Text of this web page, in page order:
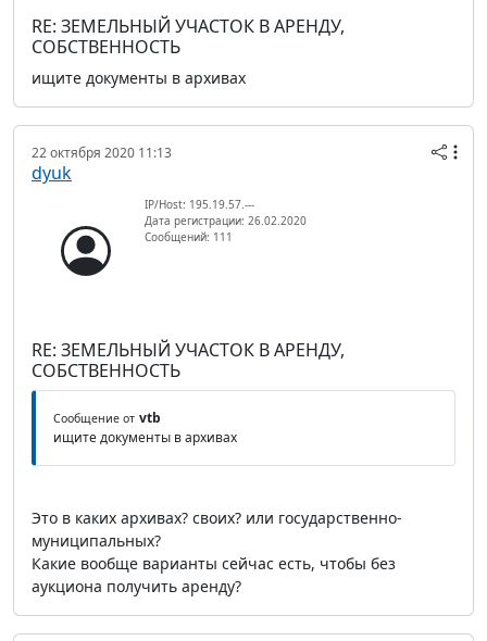
RE: ЗЕМЕЛЬНЫЙ УЧАСТОК В АРЕНДУ,
СОБСТВЕННОСТЬ
ищите документы в архивах
22 октября 2020 11:13
dyuk
IP/Host: 195.19.57.---
Дата регистрации: 26.02.2020
Сообщений: 111
RE: ЗЕМЕЛЬНЫЙ УЧАСТОК В АРЕНДУ,
СОБСТВЕННОСТЬ
Сообщение от vtb
ищите документы в архивах
Это в каких архивах? своих? или государственно-
муниципальных?
Какие вообще варианты сейчас есть, чтобы без
аукциона получить аренду?